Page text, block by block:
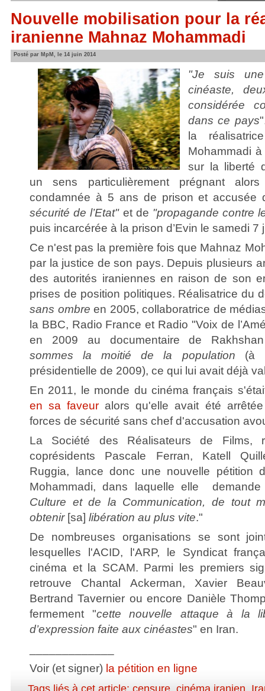
Nouvelle mobilisation pour la
iranienne Mahnaz Mohammadi
Posté par MpM, le 14 juin 2014
"Je suis
cinéaste,
considérée
dans ce pays
la
Mohammadi
sur la liberté
un sens particulièrement prégnant
condamnée à 5 ans de prison et
sécurité de l’Etat"et de "propagande contre
puis incarcérée à la prison d’Evin le samedi 7
Ce n'est pas la première fois que Mahnaz
par la justice de son pays. Depuis plusieurs
des autorités iraniennes en raison de son
prises de position politiques. Réalisatrice du
sans ombreen 2005, collaboratrice de
la BBC, Radio France et Radio "Voix de
en 2009 au documentaire de
sommes la moitié de la population (à
présidentielle de 2009), ce qui lui avait déjà
En 2011, le monde du cinéma français
en sa faveuralors qu'elle avait été
forces de sécurité sans chef d'accusation
La Société des Réalisateurs de Films,
coprésidents Pascale Ferran, Katell
Ruggia, lance donc une nouvelle pétition
Mohammadi, dans laquelle elle
Culture et de la Communication, de tout
obtenir[sa] libération au plus vite."
De nombreuses organisations se sont
lesquelles l'ACID, l'ARP, le Syndicat
cinéma et la SCAM. Parmi les premiers
retrouve Chantal Ackerman, Xavier
Bertrand Tavernier ou encore Danièle
fermement "cette nouvelle attaque à la
d’expression faite aux cinéastes" en Iran.
Voir (et signer) la pétition en ligne
Tags liés à cet article: censure cinéma iranien